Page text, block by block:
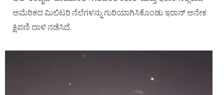
ಅಮೆರಿಕದ ಮಿಲಿಟರಿ ನೆಲೆಗಳನ್ನು ಗುರಿಯಾಗಿಸಿಕೊಂಡು ಇರಾನ್ ಅನೇಕ
ಕ್ಷಿಪಣಿ ದಾಳಿ ನಡೆಸಿದೆ.